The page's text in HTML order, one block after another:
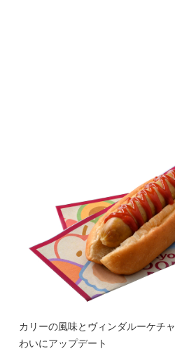
カリーの風味とヴィンダルーケチ
わいにアップデート